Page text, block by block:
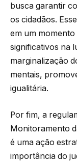
busca garantir
os cidadãos.
em um momento
significativos na
marginalização
mentais,
igualitária.
Por fim, a
Monitoramento
é uma ação
importância do